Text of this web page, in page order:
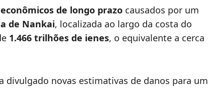
de longo prazo causados por um
de Nankai, localizada ao largo da costa do
1.466 trilhões de ienes, o equivalente a cerca
divulgado novas estimativas de danos para um